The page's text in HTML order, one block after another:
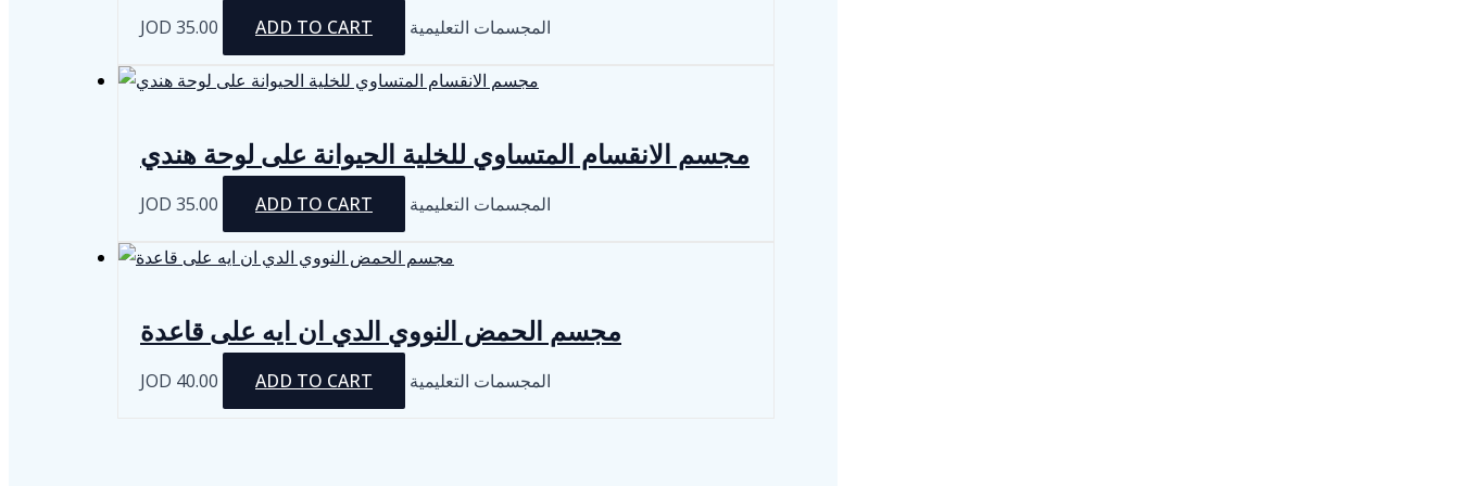
JOD 35.00 ADD TO CART المجسمات التعليمية
مجسم الانقسام المتساوي للخلية الحيوانة على لوحة هندي
JOD 35.00 ADD TO CART المجسمات التعليمية
مجسم الحمض النووي الدي ان ايه على قاعدة
JOD 40.00 ADD TO CART المجسمات التعليمية